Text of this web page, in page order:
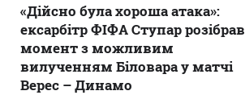
«Дійсно була хороша атака»:
ексарбітр ФІФА Ступар розібрав
момент з можливим
вилученням Біловара у матчі
Верес – Динамо